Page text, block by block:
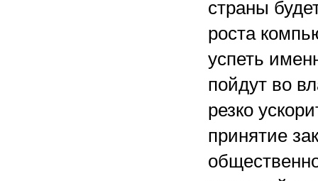
страны
роста
успеть
пойдут во
резко
принятие